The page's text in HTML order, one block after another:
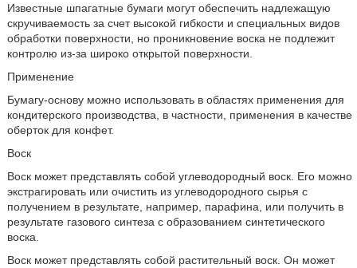
Известные шпагатные бумаги могут обеспечить надлежащую
скручиваемость за счет высокой гибкости и специальных видов
обработки поверхности, но проникновение воска не подлежит
контролю из-за широко открытой поверхности.
Применение
Бумагу-основу можно использовать в областях применения для
кондитерского производства, в частности, применения в качестве
оберток для конфет.
Воск
Воск может представлять собой углеводородный воск. Его можно
экстрагировать или очистить из углеводородного сырья с
получением в результате, например, парафина, или получить в
результате газового синтеза с образованием синтетического
воска.
Воск может представлять собой растительный воск. Он может